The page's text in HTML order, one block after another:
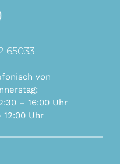
65033
von
– 16:00 Uhr
12:00 Uhr